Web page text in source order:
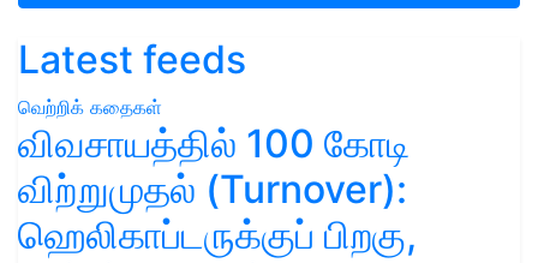
Latest feeds
வெற்றிக் கதைகள்
விவசாயத்தில் 100 கோடி
விற்றுமுதல் (Turnover):
ஹெலிகாப்டருக்குப் பிறகு,